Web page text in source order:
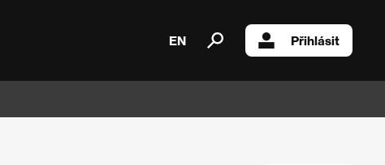
EN Přihlásit